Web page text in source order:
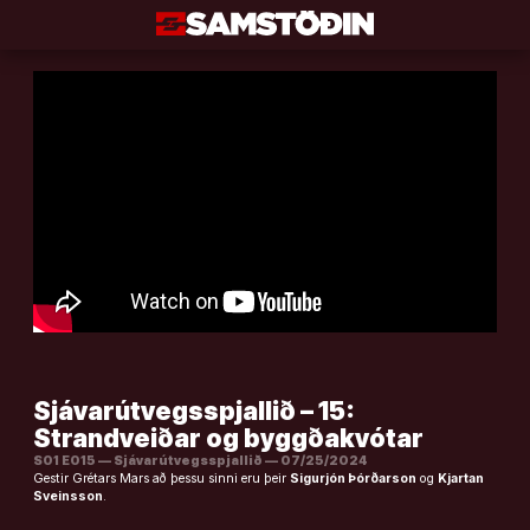
Sjávarútvegsspjallið – 15:
Strandveiðar og byggðakvótar
S01 E015 — Sjávarútvegsspjallið — 07/25/2024
Gestir Grétars Mars að þessu sinni eru þeir Sigurjón Þórðarson og Kjartan
Sveinsson.